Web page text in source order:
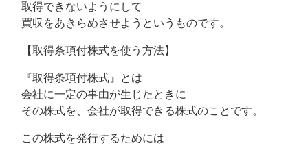
取得できないようにして
買収をあきらめさせようというものです。
【取得条項付株式を使う方法】
『取得条項付株式』とは
会社に一定の事由が生じたときに
その株式を、会社が取得できる株式のことです。
この株式を発行するためには